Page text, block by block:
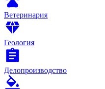
Ветеринария
Геология
Делопроизводство